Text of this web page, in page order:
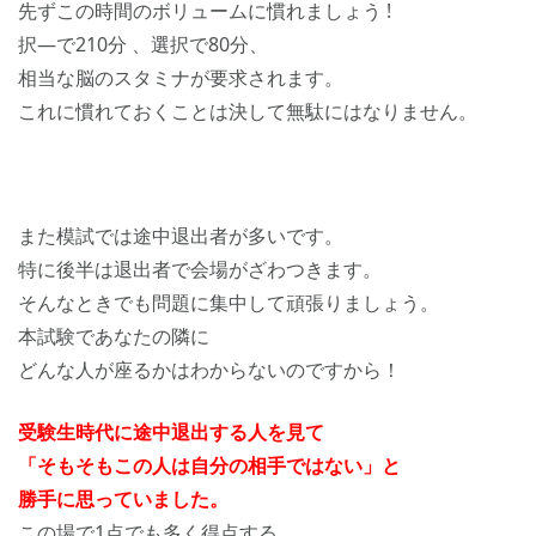
先ずこの時間のボリュームに慣れましょう !
択―で210分 、選択で80分、
相当な脳のスタミナが要求されます。
これに慣れておくことは決して無駄にはなりません。
また模試では途中退出者が多いです。
特に後半は退出者で会場がざわつきます。
そんなときでも問題に集中して頑張りましょう。
本試験であなたの隣に
どんな人が座るかはわからないのですから！
受験生時代に途中退出する人を見て
「そもそもこの人は自分の相手ではない」と
勝手に思っていました。